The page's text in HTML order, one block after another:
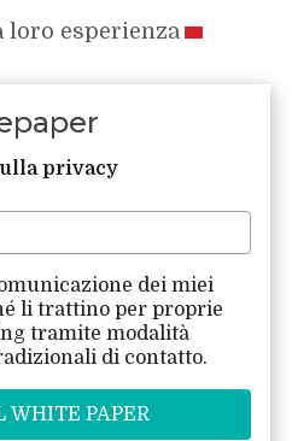
esperienza
privacy
dei miei
li trattino per proprie
tramite modalità
di contatto.